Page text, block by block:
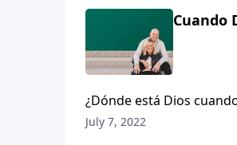
Cuando
¿Dónde está Dios
misma pregunta
July 7, 2022